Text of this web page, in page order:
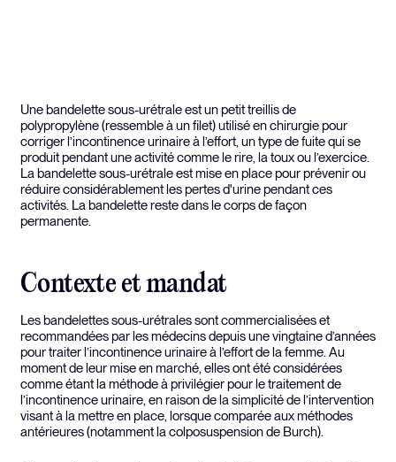
Une bandelette sous-urétrale est un petit treillis de
polypropylène (ressemble à un filet) utilisé en chirurgie pour
corriger l’incontinence urinaire à l’effort, un type de fuite qui se
produit pendant une activité comme le rire, la toux ou l’exercice.
La bandelette sous-urétrale est mise en place pour prévenir ou
réduire considérablement les pertes d'urine pendant ces
activités. La bandelette reste dans le corps de façon
permanente.
Contexte et mandat
Les bandelettes sous-urétrales sont commercialisées et
recommandées par les médecins depuis une vingtaine d’années
pour traiter l’incontinence urinaire à l’effort de la femme. Au
moment de leur mise en marché, elles ont été considérées
comme étant la méthode à privilégier pour le traitement de
l’incontinence urinaire, en raison de la simplicité de l’intervention
visant à la mettre en place, lorsque comparée aux méthodes
antérieures (notamment la colposuspension de Burch).